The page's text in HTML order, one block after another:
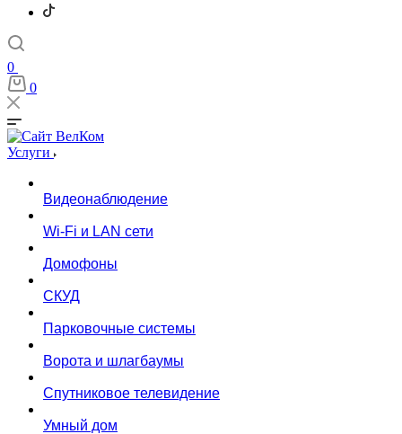
0
0
Услуги
Видеонаблюдение
Wi-Fi и LAN сети
Домофоны
СКУД
Парковочные системы
Ворота и шлагбаумы
Спутниковое телевидение
Умный дом